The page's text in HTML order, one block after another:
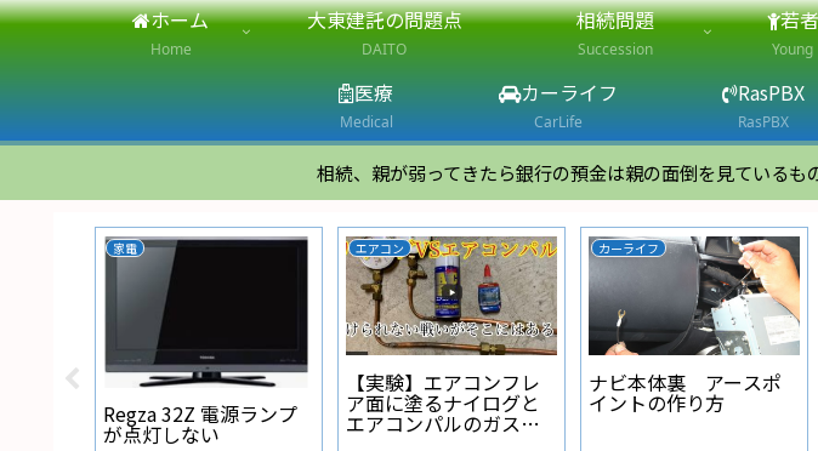
ホーム
Home
大東建託の問題点
DAITO
相続問題
Succession
若者
Young
医療
Medical
カーライフ
CarLife
RasPBX
RasPBX
相続、親が弱ってきたら銀行の預金は親の面倒を見ている
家電
Regza 32Z 電源ランプ
が点灯しない
エアコン
【実験】エアコンフレ
ア面に塗るナイログと
エアコンパルのガス漏
カーライフ
ナビ本体裏 アースポ
イントの作り方